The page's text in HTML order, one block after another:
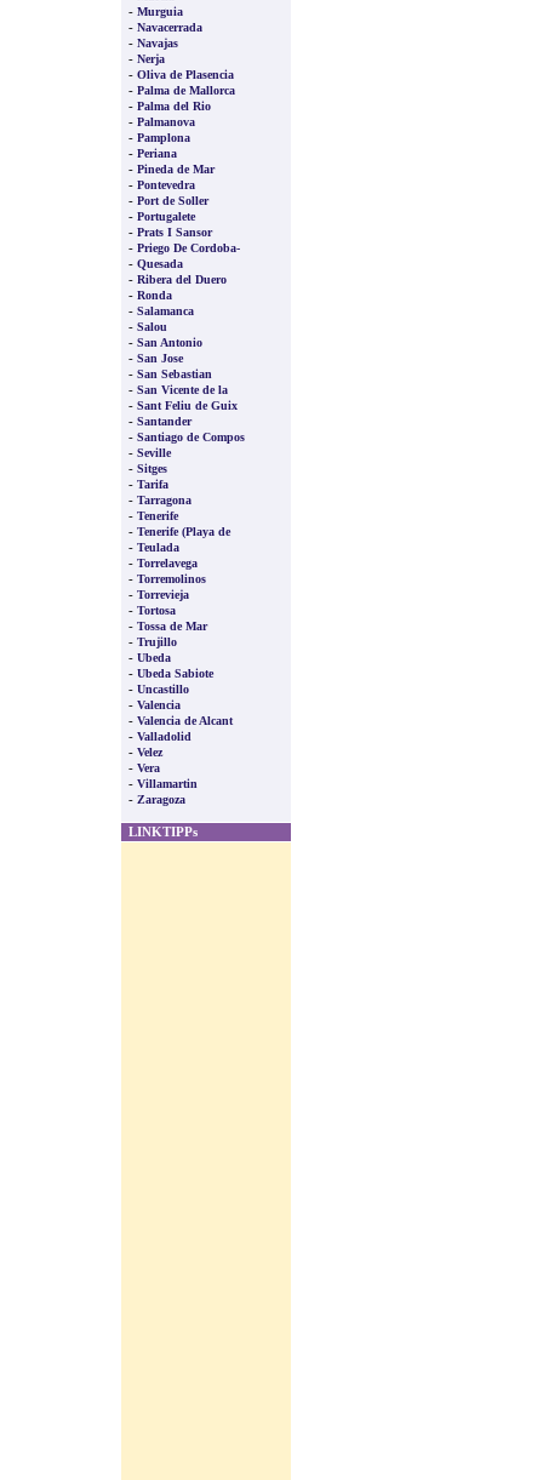
- Murguia
- Navacerrada
- Navajas
- Nerja
- Oliva de Plasencia
- Palma de Mallorca
- Palma del Rio
- Palmanova
- Pamplona
- Periana
- Pineda de Mar
- Pontevedra
- Port de Soller
- Portugalete
- Prats I Sansor
- Priego De Cordoba-
- Quesada
- Ribera del Duero
- Ronda
- Salamanca
- Salou
- San Antonio
- San Jose
- San Sebastian
- San Vicente de la
- Sant Feliu de Guix
- Santander
- Santiago de Compos
- Seville
- Sitges
- Tarifa
- Tarragona
- Tenerife
- Tenerife (Playa de
- Teulada
- Torrelavega
- Torremolinos
- Torrevieja
- Tortosa
- Tossa de Mar
- Trujillo
- Ubeda
- Ubeda Sabiote
- Uncastillo
- Valencia
- Valencia de Alcant
- Valladolid
- Velez
- Vera
- Villamartin
- Zaragoza
LINKTIPPs